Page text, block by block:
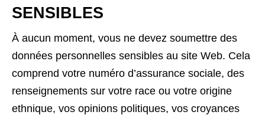
SENSIBLES
À aucun moment, vous ne devez soumettre des
données personnelles sensibles au site Web. Cela
comprend votre numéro d’assurance sociale, des
renseignements sur votre race ou votre origine
ethnique, vos opinions politiques, vos croyances